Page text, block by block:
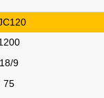
18/9
75